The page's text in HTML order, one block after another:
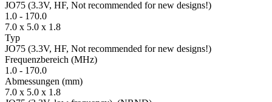
JO75 (3.3V, HF, Not recommended for new designs!)
1.0 - 170.0
7.0 x 5.0 x 1.8
Typ
JO75 (3.3V, HF, Not recommended for new designs!)
Fre­quenz­bereich (MHz)
1.0 - 170.0
Ab­mes­sungen (mm)
7.0 x 5.0 x 1.8